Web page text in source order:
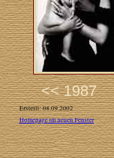
<< 1987
Erstellt: 08.09.2002
Homepage im neuen Fenster